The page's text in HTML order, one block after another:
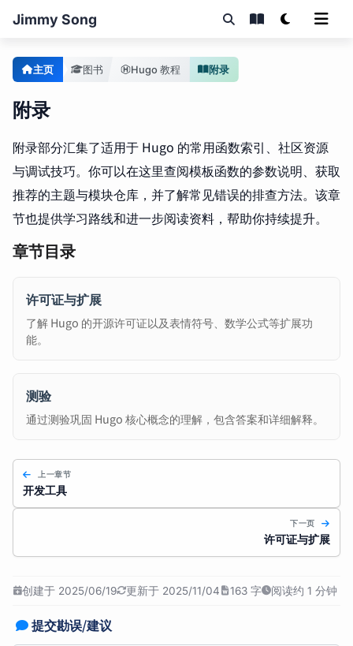
Jimmy Song
主页 图书 Hugo 教程 附录
附录
附录部分汇集了适用于 Hugo 的常用函数索引、社区资源
与调试技巧。你可以在这里查阅模板函数的参数说明、获取
推荐的主题与模块仓库，并了解常见错误的排查方法。该章
节也提供学习路线和进一步阅读资料，帮助你持续提升。
章节目录
许可证与扩展
了解 Hugo 的开源许可证以及表情符号、数学公式等扩展功
能。
测验
通过测验巩固 Hugo 核心概念的理解，包含答案和详细解释。
上一章节
开发工具
下一页
许可证与扩展
创建于 2025/06/19 更新于 2025/11/04 163 字 阅读约 1 分钟
提交勘误/建议